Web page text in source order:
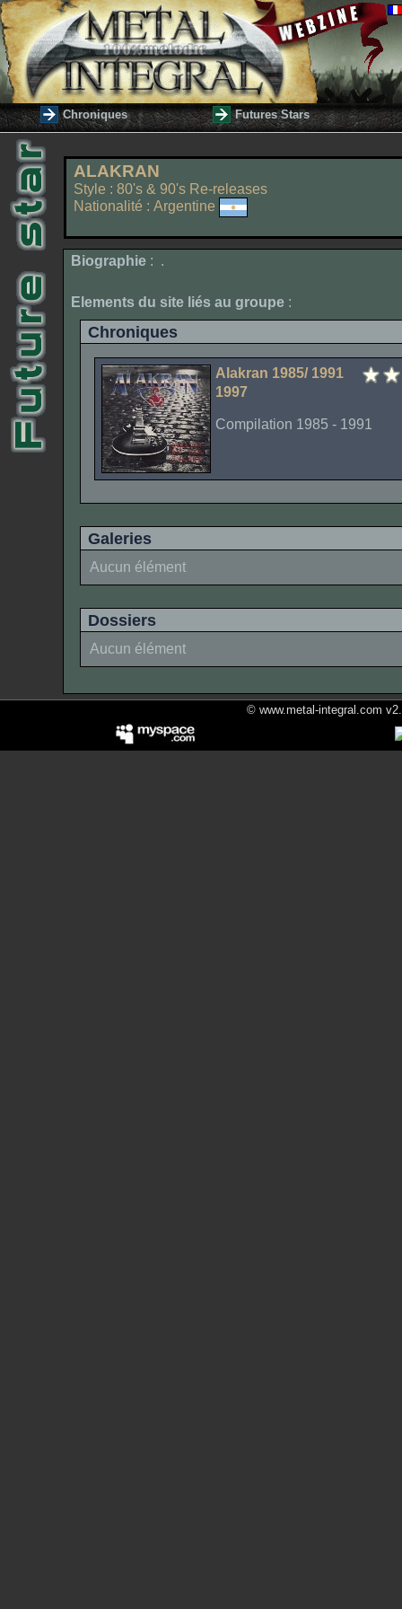
Chroniques Futures Stars
ALAKRAN
Style : 80's & 90's Re-releases
Nationalité : Argentine
Biographie : .
Elements du site liés au groupe :
Chroniques
Alakran 1985/ 1991
1997
Compilation 1985 - 1991
Galeries
Aucun élément
Dossiers
Aucun élément
© www.metal-integral.com